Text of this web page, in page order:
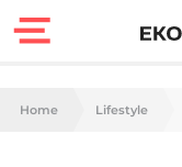
Home Lifestyle